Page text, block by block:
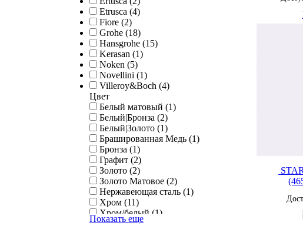
Etrusca (4)
Fiore (2)
Grohe (18)
Hansgrohe (15)
Kerasan (1)
Noken (5)
Novellini (1)
Villeroy&Boch (4)
Цвет
Белый матовый (1)
Белый|Бронза (2)
Белый|Золото (1)
Брашированная Медь (1)
Бронза (1)
Графит (2)
Золото (2)
Золото Матовое (2)
Нержавеющая сталь (1)
Хром (11)
Хром/белый (1)
Хром/золото (1)
Показать еще